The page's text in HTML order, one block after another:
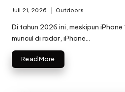
Juli 21, 2026
in
Outdoors
Di tahun 2026 ini, meskipun iPhone
muncul di radar, iPhone…
Read More